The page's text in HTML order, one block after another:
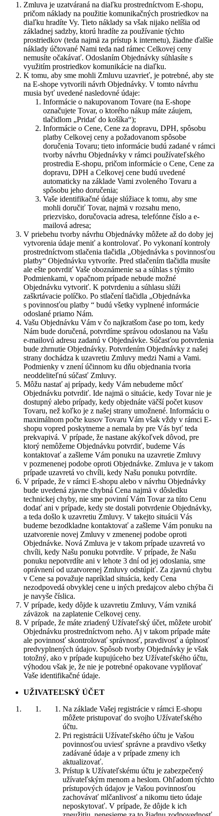
Zmluva je uzatváraná na diaľku prostredníctvom E-shopu,
pričom náklady na použitie komunikačných prostriedkov na
diaľku hradíte Vy. Tieto náklady sa však nijako nelíšia od
základnej sadzby, ktorú hradíte za používanie týchto
prostriedkov (teda najmä za prístup k internetu), žiadne ďalšie
náklady účtované Nami teda nad rámec Celkovej ceny
nemusíte očakávať. Odoslaním Objednávky súhlasíte s
využitím prostriedkov komunikácie na diaľku.
K tomu, aby sme mohli Zmluvu uzavrieť, je potrebné, aby ste
na E-shope vytvorili návrh Objednávky. V tomto návrhu
musia byť uvedené nasledovné údaje:
Informácie o nakupovanom Tovare (na E-shope
označujete Tovar, o ktorého nákup máte záujem,
tlačidlom „Pridať do košíka“);
Informácie o Cene, Cene za dopravu, DPH, spôsobu
platby Celkovej ceny a požadovanom spôsobe
doručenia Tovaru; tieto informácie budú zadané v rámci
tvorby návrhu Objednávky v rámci používateľského
prostredia E-shopu, pričom informácie o Cene, Cene za
dopravu, DPH a Celkovej cene budú uvedené
automaticky na základe Vami zvoleného Tovaru a
spôsobu jeho doručenia;
Vaše identifikačné údaje slúžiace k tomu, aby sme
mohli doručiť Tovar, najmä v rozsahu meno,
priezvisko, doručovacia adresa, telefónne číslo a e-
mailová adresa;
V priebehu tvorby návrhu Objednávky môžete až do doby jej
vytvorenia údaje meniť a kontrolovať. Po vykonaní kontroly
prostredníctvom stlačenia tlačidla „Objednávka s povinnosťou
platby“ Objednávku vytvoríte. Pred stlačením tlačidla musíte
ale ešte potvrdiť Vaše oboznámenie sa a súhlas s týmito
Podmienkami, v opačnom prípade nebude možné
Objednávku vytvoriť. K potvrdeniu a súhlasu slúži
zaškrtávacie políčko. Po stlačení tlačidla „Objednávka
s povinnosťou platby “ budú všetky vyplnené informácie
odoslané priamo Nám.
Vašu Objednávku Vám v čo najkratšom čase po tom, kedy
Nám bude doručená, potvrdíme správou odoslanou na Vašu
e-mailovú adresu zadanú v Objednávke. Súčasťou potvrdenia
bude zhrnutie Objednávky. Potvrdením Objednávky z našej
strany dochádza k uzavretiu Zmluvy medzi Nami a Vami.
Podmienky v znení účinnom ku dňu objednania tvoria
neoddeliteľnú súčasť Zmluvy.
Môžu nastať aj prípady, kedy Vám nebudeme môcť
Objednávku potvrdiť. Ide najmä o situácie, kedy Tovar nie je
dostupný alebo prípady, kedy objednáte väčší počet kusov
Tovaru, než koľko je z našej strany umožnené. Informáciu o
maximálnom počte kusov Tovaru Vám však vždy v rámci E-
shopu vopred poskytneme a nemala by pre Vás byť teda
prekvapivá. V prípade, že nastane akýkoľvek dôvod, pre
ktorý nemôžeme Objednávku potvrdiť, budeme Vás
kontaktovať a zašleme Vám ponuku na uzavretie Zmluvy
v pozmenenej podobe oproti Objednávke. Zmluva je v takom
prípade uzavretá vo chvíli, kedy Našu ponuku potvrdíte.
V prípade, že v rámci E-shopu alebo v návrhu Objednávky
bude uvedená zjavne chybná Cena najmä v dôsledku
technickej chyby, nie sme povinní Vám Tovar za túto Cenu
dodať ani v prípade, kedy ste dostali potvrdenie Objednávky,
a teda došlo k uzavretiu Zmluvy. V takejto situácii Vás
budeme bezodkladne kontaktovať a zašleme Vám ponuku na
uzatvorenie novej Zmluvy v zmenenej podobe oproti
Objednávke. Nová Zmluva je v takom prípade uzavretá vo
chvíli, kedy Našu ponuku potvrdíte. V prípade, že Našu
ponuku nepotvrdíte ani v lehote 3 dní od jej odoslania, sme
oprávnení od uzatvorenej Zmluvy odstúpiť. Za zjavnú chybu
v Cene sa považuje napríklad situácia, kedy Cena
nezodpovedá obvyklej cene u iných predajcov alebo chýba či
je navyše číslica.
V prípade, kedy dôjde k uzavretiu Zmluvy, Vám vzniká
záväzok na zaplatenie Celkovej ceny.
V prípade, že máte zriadený Užívateľský účet, môžete urobiť
Objednávku prostredníctvom neho. Aj v takom prípade máte
ale povinnosť skontrolovať správnosť, pravdivosť a úplnosť
predvyplnených údajov. Spôsob tvorby Objednávky je však
totožný, ako v prípade kupujúceho bez Užívateľského účtu,
výhodou však je, že nie je potrebné opakovane vyplňovať
Vaše identifikačné údaje.
UŽIVATEĽSKÝ ÚČET
Na základe Vašej registrácie v rámci E-shopu
môžete pristupovať do svojho Užívateľského
účtu.
Pri registrácii Užívateľského účtu je Vašou
povinnosťou uviesť správne a pravdivo všetky
zadávané údaje a v prípade zmeny ich
aktualizovať.
Prístup k Užívateľskému účtu je zabezpečený
užívateľským menom a heslom. Ohľadom týchto
prístupových údajov je Vašou povinnosťou
zachovávať mlčanlivosť a nikomu tieto údaje
neposkytovať. V prípade, že dôjde k ich